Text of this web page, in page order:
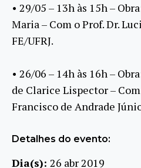
• 29/05 – 13h às 15h –
Maria – Com o Prof. Dr.
FE/UFRJ.
• 26/06 – 14h às 16h –
de Clarice Lispector –
Francisco de Andrade
Detalhes do evento:
Dia(s): 26 abr 2019